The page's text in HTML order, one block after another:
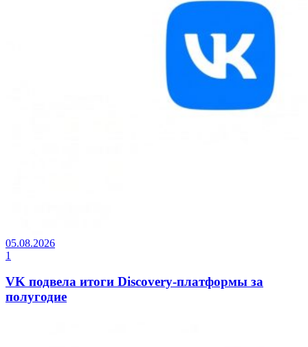
05.08.2026
1
VK подвела итоги Discovery-платформы за
полугодие